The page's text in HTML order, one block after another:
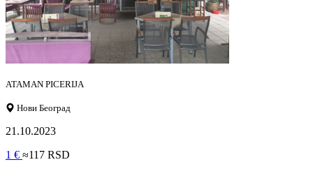
ATAMAN PICERIJA
Нови Београд
21.10.2023
1 € ≈117 RSD